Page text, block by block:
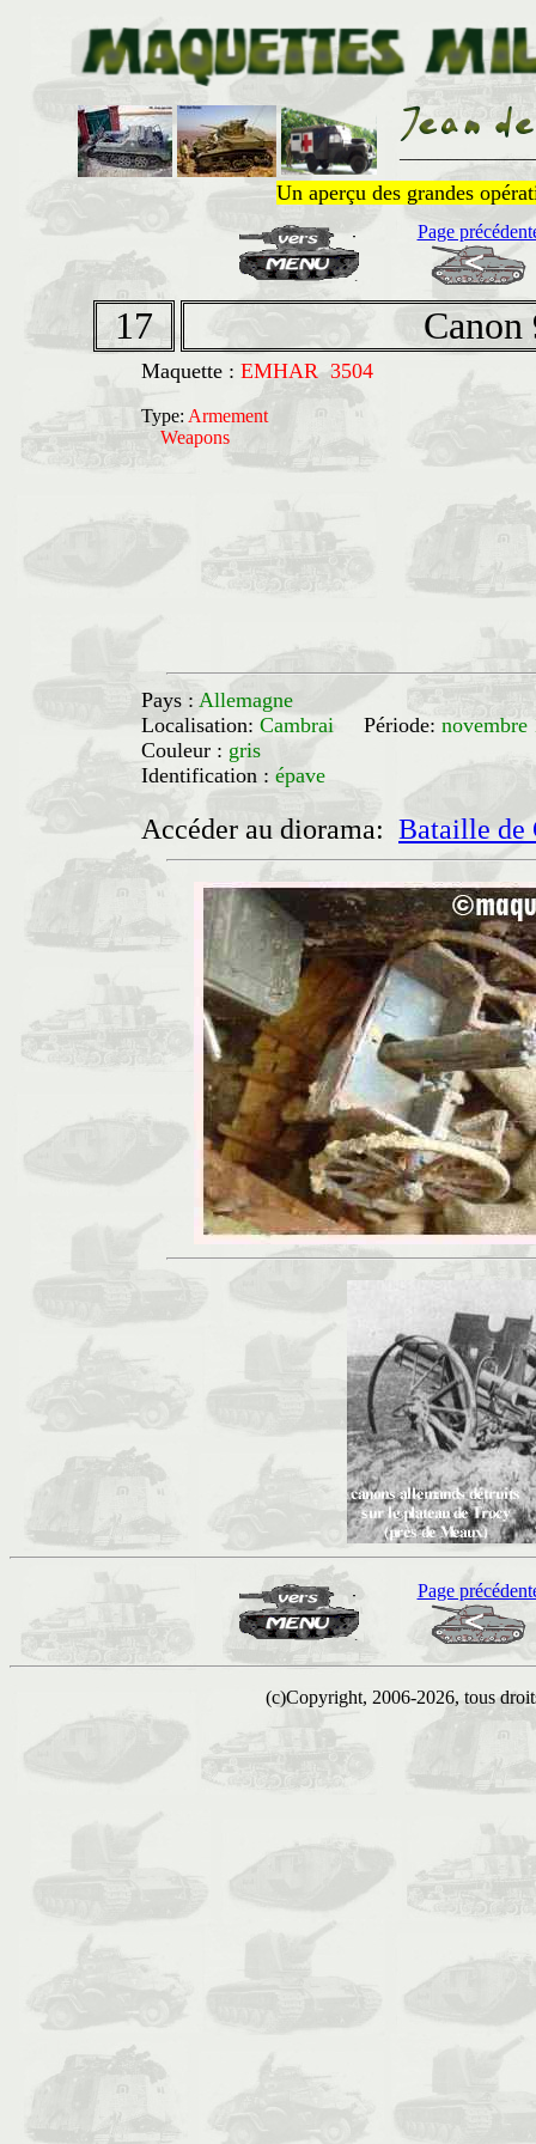
Un aperçu des grandes
Page
17
Maquette : EMHAR 3504
Type: Armement
Weapons
Pays : Allemagne
Localisation: Cambrai Période: novembre
Couleur : gris
Identification : épave
Accéder au diorama: Bataille de
Page
(c)Copyright, 2006-2026, tous